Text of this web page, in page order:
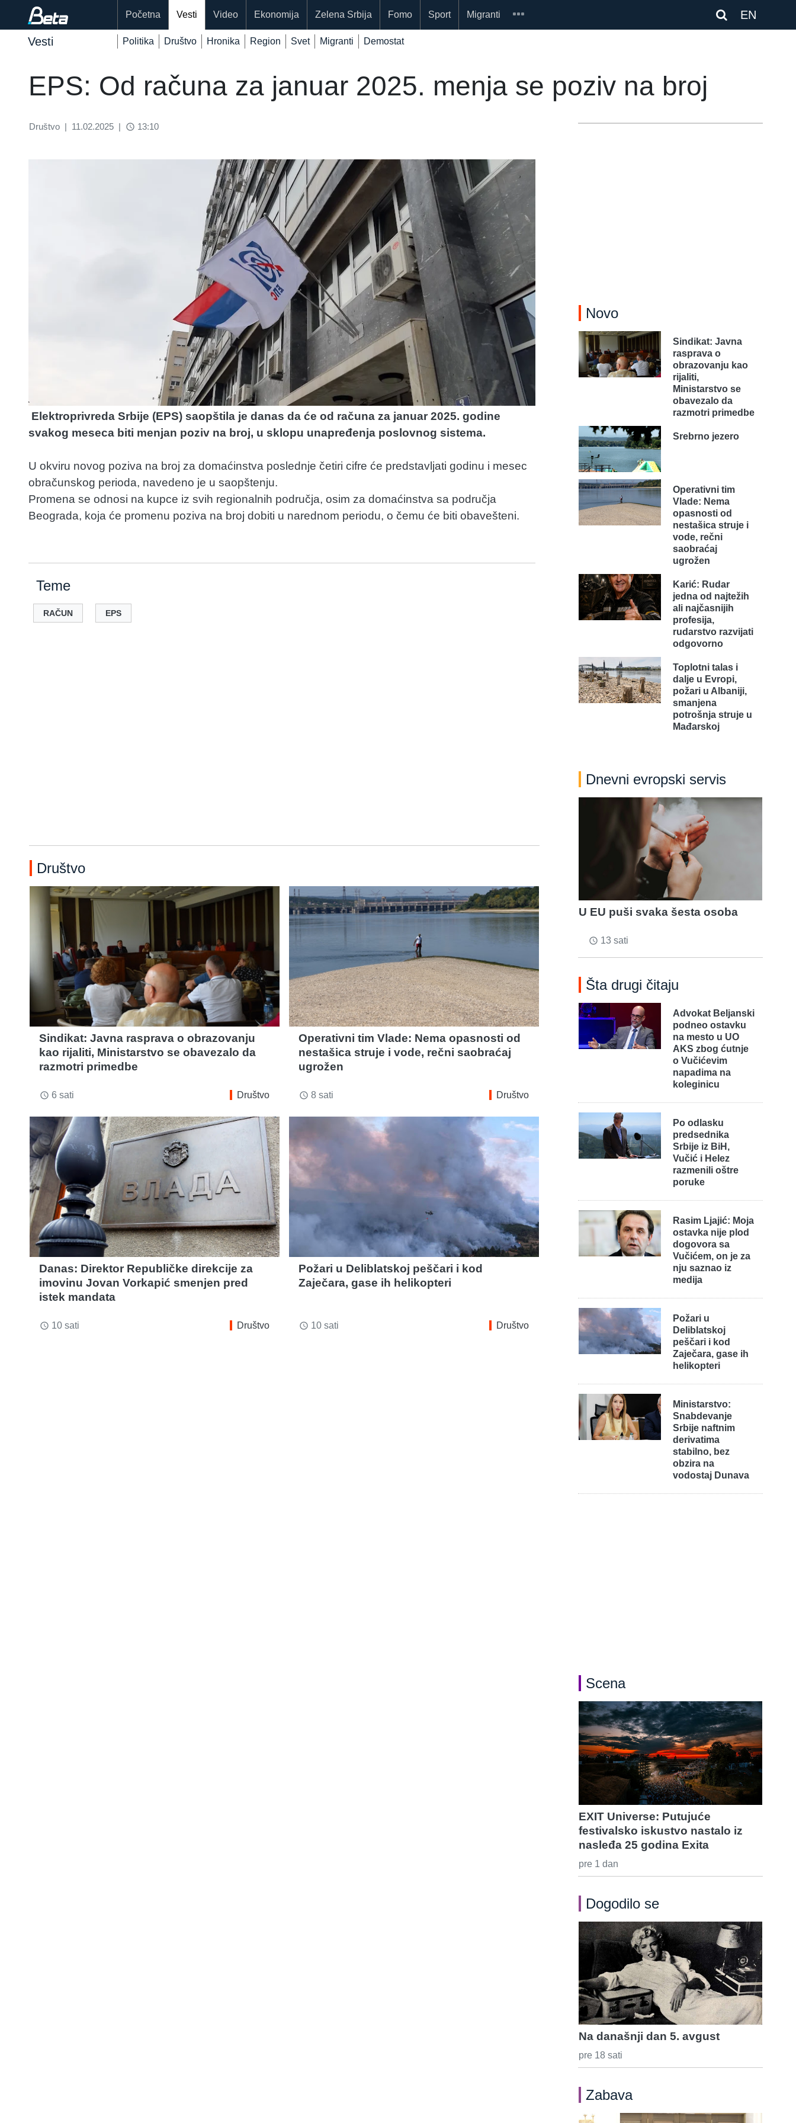
EN
Početna Vesti Video Ekonomija Zelena Srbija Fomo Sport Migranti
Vesti Politika Društvo Hronika Region Svet Migranti Demostat
EPS: Od računa za januar 2025. menja se poziv na broj
Društvo | 11.02.2025 | access_time 13:10
Elektroprivreda Srbije (EPS) saopštila je danas da će od računa za januar 2025. godine
svakog meseca biti menjan poziv na broj, u sklopu unapređenja poslovnog sistema.
U okviru novog poziva na broj za domaćinstva poslednje četiri cifre će predstavljati godinu i mesec
obračunskog perioda, navedeno je u saopštenju.
Promena se odnosi na kupce iz svih regionalnih područja, osim za domaćinstva sa područja
Beograda, koja će promenu poziva na broj dobiti u narednom periodu, o čemu će biti obavešteni.
Teme
RAČUN EPS
Društvo
Sindikat: Javna rasprava o obrazovanju
kao rijaliti, Ministarstvo se obavezalo da
razmotri primedbe
access_time 6 sati Društvo
Operativni tim Vlade: Nema opasnosti od
nestašica struje i vode, rečni saobraćaj
ugrožen
access_time 8 sati Društvo
Danas: Direktor Republičke direkcije za
imovinu Jovan Vorkapić smenjen pred
istek mandata
access_time 10 sati Društvo
Požari u Deliblatskoj peščari i kod
Zaječara, gase ih helikopteri
access_time 10 sati Društvo
Novo
Sindikat: Javna
rasprava o
obrazovanju kao
rijaliti,
Ministarstvo se
obavezalo da
razmotri primedbe
Srebrno jezero
Operativni tim
Vlade: Nema
opasnosti od
nestašica struje i
vode, rečni
saobraćaj
ugrožen
Karić: Rudar
jedna od najtežih
ali najčasnijih
profesija,
rudarstvo razvijati
odgovorno
Toplotni talas i
dalje u Evropi,
požari u Albaniji,
smanjena
potrošnja struje u
Mađarskoj
Dnevni evropski servis
U EU puši svaka šesta osoba
access_time 13 sati
Šta drugi čitaju
Advokat Beljanski
podneo ostavku
na mesto u UO
AKS zbog ćutnje
o Vučićevim
napadima na
koleginicu
Po odlasku
predsednika
Srbije iz BiH,
Vučić i Helez
razmenili oštre
poruke
Rasim Ljajić: Moja
ostavka nije plod
dogovora sa
Vučićem, on je za
nju saznao iz
medija
Požari u
Deliblatskoj
peščari i kod
Zaječara, gase ih
helikopteri
Ministarstvo:
Snabdevanje
Srbije naftnim
derivatima
stabilno, bez
obzira na
vodostaj Dunava
Scena
EXIT Universe: Putujuće
festivalsko iskustvo nastalo iz
nasleđa 25 godina Exita
pre 1 dan
Dogodilo se
Na današnji dan 5. avgust
pre 18 sati
Zabava